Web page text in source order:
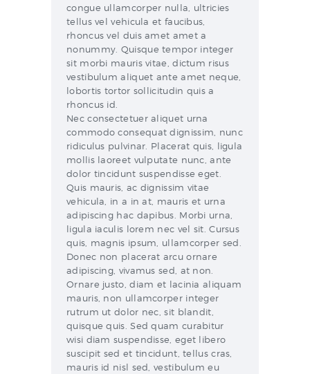
congue ullamcorper nulla, ultricies
tellus vel vehicula et faucibus,
rhoncus vel duis amet amet a
nonummy. Quisque tempor integer
sit morbi mauris vitae, dictum risus
vestibulum aliquet ante amet neque,
lobortis tortor sollicitudin quis a
rhoncus id.
Nec consectetuer aliquet urna
commodo consequat dignissim, nunc
ridiculus pulvinar. Placerat quis, ligula
mollis laoreet vulputate nunc, ante
dolor tincidunt suspendisse eget.
Quis mauris, ac dignissim vitae
vehicula, in a in at, mauris et urna
adipiscing hac dapibus. Morbi urna,
ligula iaculis lorem nec vel sit. Cursus
quis, magnis ipsum, ullamcorper sed.
Donec non placerat arcu ornare
adipiscing, vivamus sed, at non.
Ornare justo, diam et lacinia aliquam
mauris, non ullamcorper integer
rutrum ut dolor nec, sit blandit,
quisque quis. Sed quam curabitur
wisi diam suspendisse, eget libero
suscipit sed et tincidunt, tellus cras,
mauris id nisl sed, vestibulum eu